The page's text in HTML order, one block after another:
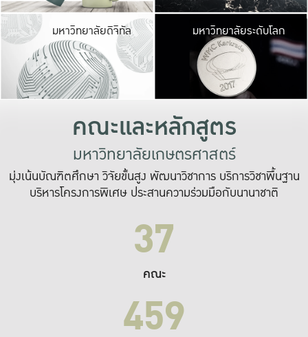
มหาวิทยาลัยดิจิทัล มหาวิ
เปลี่ยนแปลง แล
เพื่อทำง
ระบบสารสนเทศ
มหาวิทยาลัยระดับโลก
คณะและหลักสูตร
มหาวิทยาลัยเกษตรศาสตร์
มุ่งเน้นบัณฑิตศึกษา วิจัยขั้นสูง พัฒนาวิชาการ บริการวิชาพื้นฐาน
บริหารโครงการพิเศษ ประสานความร่วมมือกับนานาชาติ
37
คณะ
459